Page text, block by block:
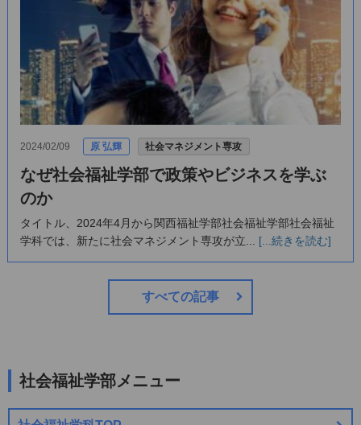
2024/02/09 原 弘輝 社会マネジメント専攻
なぜ社会福祉学部で政策やビジネスを学ぶ
のか
タイトル、2024年4月から関西福祉学部社会福祉学部社会福祉
学科では、新たに社会マネジメント専攻が立... [...続きを読む]
すべての記事
社会福祉学部メニュー